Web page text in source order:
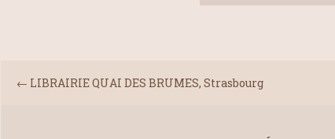
← LIBRAIRIE QUAI DES BRUMES, Strasbourg